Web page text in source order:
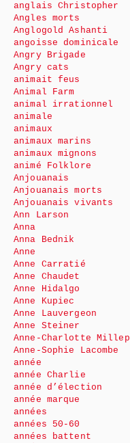
anglais Christopher
Angles morts
Anglogold Ashanti
angoisse dominicale
Angry Brigade
Angry cats
animait feus
Animal Farm
animal irrationnel
animale
animaux
animaux marins
animaux mignons
animé Folklore
Anjouanais
Anjouanais morts
Anjouanais vivants
Ann Larson
Anna
Anna Bednik
Anne
Anne Carratié
Anne Chaudet
Anne Hidalgo
Anne Kupiec
Anne Lauvergeon
Anne Steiner
Anne-Charlotte
Anne-Sophie Lacombe
année
année Charlie
année d’élection
année marque
années
années 50-60
années battent